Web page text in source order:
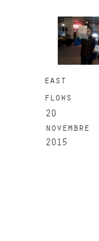
east
flows
20
novembre
2015